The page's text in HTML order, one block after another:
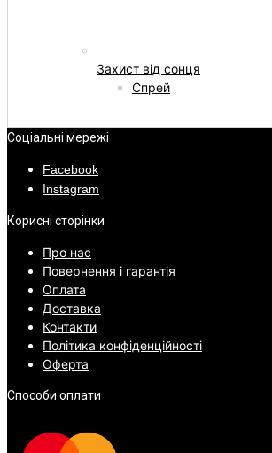
Захист від сонця
Спрей
Соціальні мережі
Facebook
Instagram
Корисні сторінки
Про нас
Повернення і гарантія
Оплата
Доставка
Контакти
Політика конфіденційності
Оферта
Способи оплати